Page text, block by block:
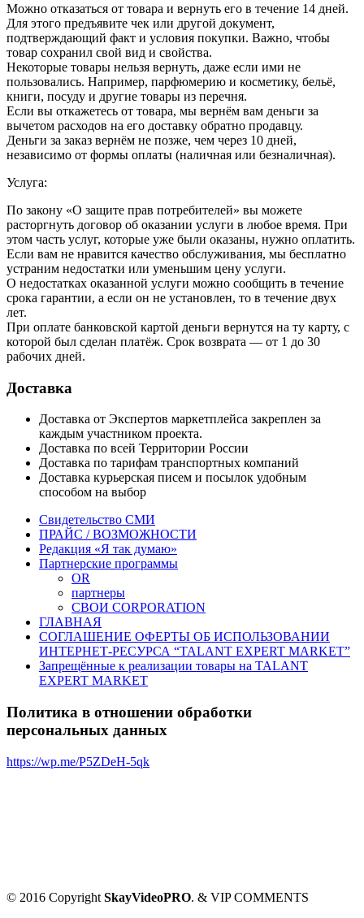
Можно отказаться от товара и вернуть его в течение 14 дней.
Для этого предъявите чек или другой документ,
подтверждающий факт и условия покупки. Важно, чтобы
товар сохранил свой вид и свойства.
Некоторые товары нельзя вернуть, даже если ими не
пользовались. Например, парфюмерию и косметику, бельё,
книги, посуду и другие товары из перечня.
Если вы откажетесь от товара, мы вернём вам деньги за
вычетом расходов на его доставку обратно продавцу.
Деньги за заказ вернём не позже, чем через 10 дней,
независимо от формы оплаты (наличная или безналичная).
Услуга:
По закону «О защите прав потребителей» вы можете
расторгнуть договор об оказании услуги в любое время. При
этом часть услуг, которые уже были оказаны, нужно оплатить.
Если вам не нравится качество обслуживания, мы бесплатно
устраним недостатки или уменьшим цену услуги.
О недостатках оказанной услуги можно сообщить в течение
срока гарантии, а если он не установлен, то в течение двух
лет.
При оплате банковской картой деньги вернутся на ту карту, с
которой был сделан платёж. Срок возврата — от 1 до 30
рабочих дней.
Доставка
Доставка от Экспертов маркетплейса закреплен за
каждым участником проекта.
Доставка по всей Территории России
Доставка по тарифам транспортных компаний
Доставка курьерская писем и посылок удобным
способом на выбор
Свидетельство СМИ
ПРАЙС / ВОЗМОЖНОСТИ
Редакция «Я так думаю»
Партнерские программы
OR
партнеры
СВОИ CORPORATION
ГЛАВНАЯ
СОГЛАШЕНИЕ ОФЕРТЫ ОБ ИСПОЛЬЗОВАНИИ
ИНТЕРНЕТ-РЕСУРСА “TALANT EXPERT MARKET”
Запрещённые к реализации товары на TALANT
EXPERT MARKET
Политика в отношении обработки
персональных данных
https://wp.me/P5ZDeH-5qk
© 2016 Copyright SkayVideoPRO. & VIP COMMENTS